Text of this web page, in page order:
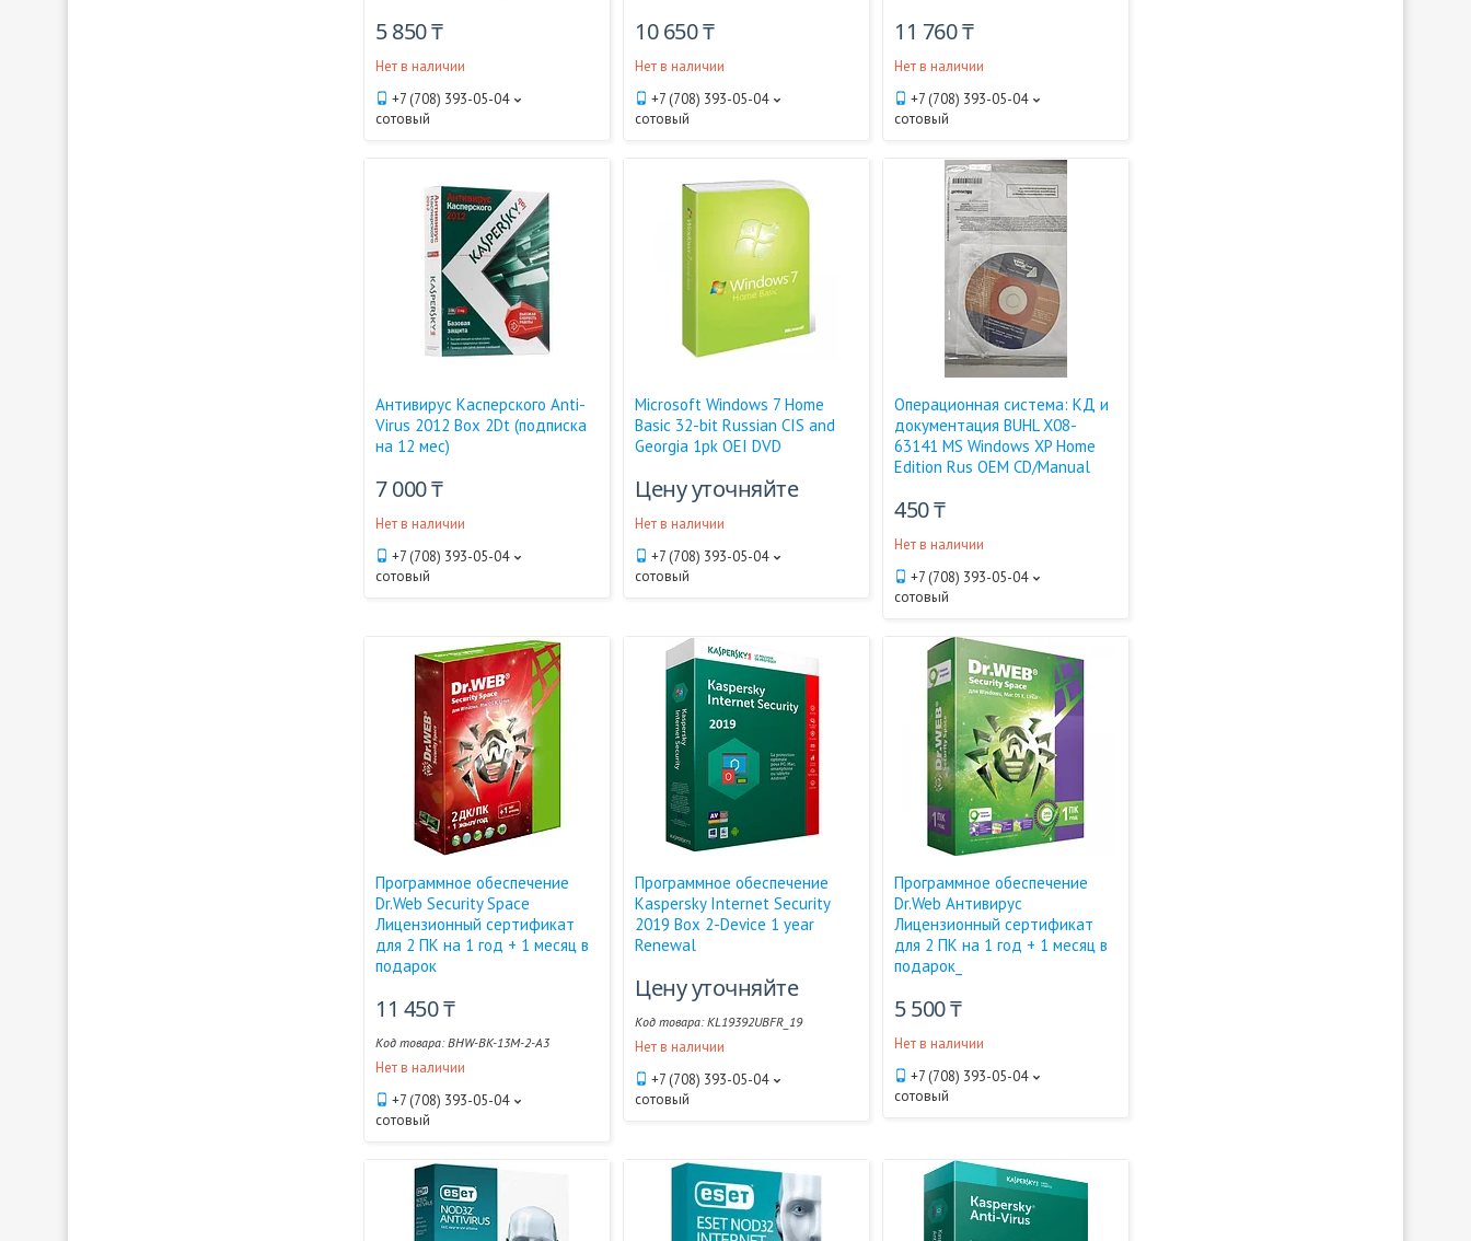
5 850 ₸
Нет в наличии
+7 (708) 393-05-04
сотовый
10 650 ₸
Нет в наличии
+7 (708) 393-05-04
сотовый
11 760 ₸
Нет в наличии
+7 (708) 393-05-04
сотовый
Антивирус Касперского Anti-
Virus 2012 Box 2Dt (подписка
на 12 мес)
7 000 ₸
Нет в наличии
+7 (708) 393-05-04
сотовый
Microsoft Windows 7 Home
Basic 32-bit Russian CIS and
Georgia 1pk OEI DVD
Цену уточняйте
Нет в наличии
+7 (708) 393-05-04
сотовый
Операционная система: КД и
документация BUHL X08-
63141 MS Windows XP Home
Edition Rus OEM CD/Manual
450 ₸
Нет в наличии
+7 (708) 393-05-04
сотовый
Программное обеспечение
Dr.Web Security Space
Лицензионный сертификат
для 2 ПК на 1 год + 1 месяц в
подарок
11 450 ₸
BHW-BK-13M-2-A3
Нет в наличии
+7 (708) 393-05-04
сотовый
Программное обеспечение
Kaspersky Internet Security
2019 Box 2-Device 1 year
Renewal
Цену уточняйте
KL19392UBFR_19
Нет в наличии
+7 (708) 393-05-04
сотовый
Программное обеспечение
Dr.Web Антивирус
Лицензионный сертификат
для 2 ПК на 1 год + 1 месяц в
подарок_
5 500 ₸
Нет в наличии
+7 (708) 393-05-04
сотовый